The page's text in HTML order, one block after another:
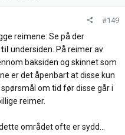
#149
reimene: Se på der
til undersiden. På reimer av
baksiden og skinnet som
er det åpenbart at disse kun
om tid før disse går i
reimer.
området ofte er sydd...